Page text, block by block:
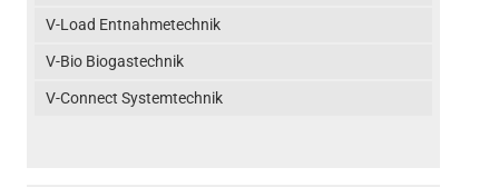
V-Load Entnahmetechnik
V-Bio Biogastechnik
V-Connect Systemtechnik